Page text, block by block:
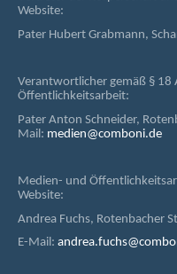
Website:
Pater Hubert Grabmann,
Verantwortlicher gemäß §
Öffentlichkeitsarbeit:
Pater Anton Schneider,
Mail: medien@comboni.de
Medien- und
Website:
Andrea Fuchs, Rotenbacher
E-Mail: